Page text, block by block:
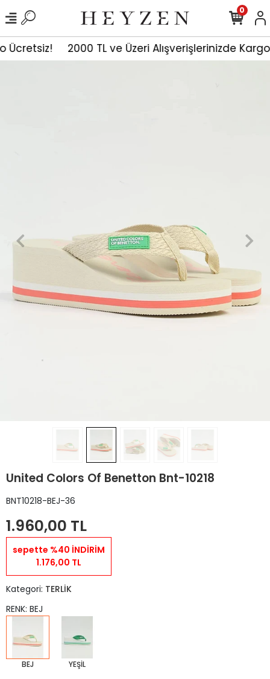
Ücretsiz! 2000 TL ve Üzeri Alışverişlerinizde
0
United Colors Of Benetton Bnt-10218
BNT10218-BEJ-36
1.960,00 TL
sepette %40 İNDİRİM
1.176,00 TL
Kategori: TERLİK
RENK: BEJ
BEJ YEŞİL